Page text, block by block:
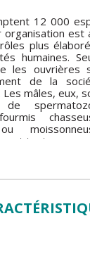
12 000
organisation est
plus
humaines.
les ouvrières
de la
mâles, eux,
ou
toutes, au
à leur
éliminent
et
les amoureux